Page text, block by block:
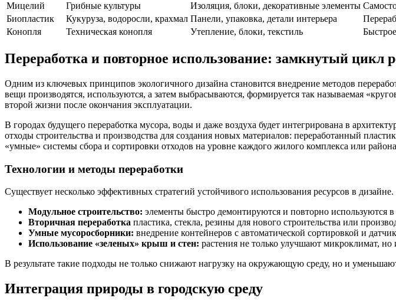
Мицелий
Грибные культуры Изоляция, блоки, декоративные элементы
Биопластик
Кукуруза, водоросли, крахмал Панели, упаковка, детали интерьера
Конопля
Техническая конопля Утепление, блоки, текстиль
Переработка и повторное использование: замкнутый цикл
Одним из ключевых принципов экологичного дизайна становится внедрение методов
вещи производятся, используются, а затем выбрасываются, формируется так называемая
второй жизни после окончания эксплуатации.
В городах будущего переработка мусора, воды и даже воздуха будет интегрирована в
отходы строительства и производства для создания новых материалов: переработанный
«умные» системы сбора и сортировки отходов на уровне каждого жилого комплекса или
Технологии и методы переработки
Существует несколько эффективных стратегий устойчивого использования ресурсов в дизайне.
Модульное строительство: элементы быстро демонтируются и повторно используются в
Вторичная переработка пластика, стекла, резины для нового строительства или
Умные мусоросборники: внедрение контейнеров с автоматической сортировкой и
Использование «зеленых» крыш и стен: растения не только улучшают микроклимат, но
В результате такие подходы не только снижают нагрузку на окружающую среду, но и
Интеграция природы в городскую среду